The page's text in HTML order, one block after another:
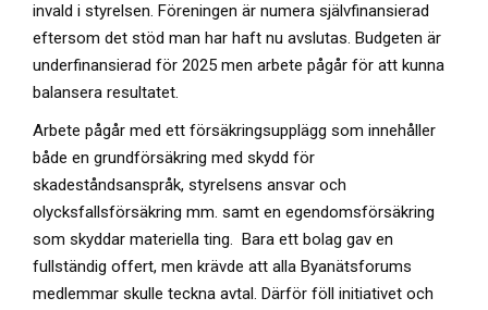
invald i styrelsen. Föreningen är numera självfinansierad
eftersom det stöd man har haft nu avslutas. Budgeten är
underfinansierad för 2025 men arbete pågår för att kunna
balansera resultatet.
Arbete pågår med ett försäkringsupplägg som innehåller
både en grundförsäkring med skydd för
skadeståndsanspråk, styrelsens ansvar och
olycksfallsförsäkring mm. samt en egendomsförsäkring
som skyddar materiella ting. Bara ett bolag gav en
fullständig offert, men krävde att alla Byanätsforums
medlemmar skulle teckna avtal. Därför föll initiativet och